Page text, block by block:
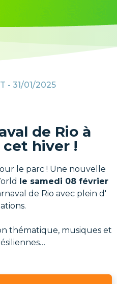
- 31/01/2025
de Rio à
hiver !
le parc ! Une nouvelle
le samedi 08 février
de Rio avec plein d'
thématique, musiques et